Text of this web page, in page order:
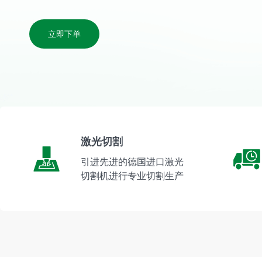
立即下单
激光切割
引进先进的德国进口激光
切割机进行专业切割生产